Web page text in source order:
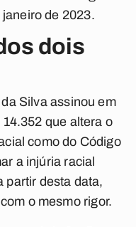
de 2023.
dois
Silva assinou em
14.352 que altera o
como do Código
a injúria racial
partir desta data,
o mesmo rigor.